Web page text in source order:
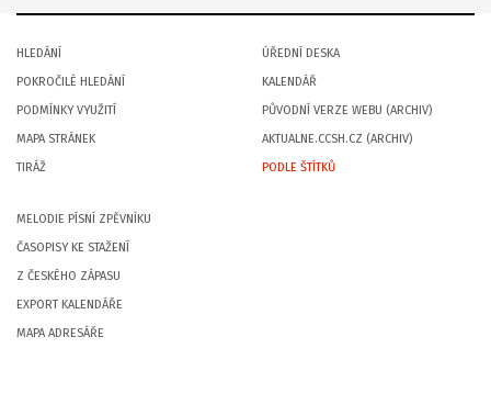
HLEDÁNÍ
POKROČILÉ HLEDÁNÍ
PODMÍNKY VYUŽITÍ
MAPA STRÁNEK
TIRÁŽ
ÚŘEDNÍ DESKA
KALENDÁŘ
PŮVODNÍ VERZE WEBU (ARCHIV)
AKTUALNE.CCSH.CZ (ARCHIV)
PODLE ŠTÍTKŮ
MELODIE PÍSNÍ ZPĚVNÍKU
ČASOPISY KE STAŽENÍ
Z ČESKÉHO ZÁPASU
EXPORT KALENDÁŘE
MAPA ADRESÁŘE